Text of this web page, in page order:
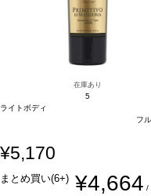
在庫あり
5
ライトボディ
フ
¥5,170
まとめ買い(6+) ¥4,664 /